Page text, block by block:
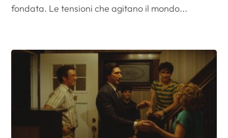
fondata. Le tensioni che agitano il mondo...